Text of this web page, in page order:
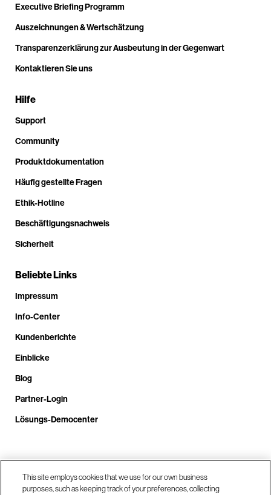
Executive Briefing Programm
Auszeichnungen & Wertschätzung
Transparenzerklärung zur Ausbeutung in der Gegenwart
Kontaktieren Sie uns
Hilfe
Support
Community
Produktdokumentation
Häufig gestellte Fragen
Ethik-Hotline
Beschäftigungsnachweis
Sicherheit
Beliebte Links
Impressum
Info-Center
Kundenberichte
Einblicke
Blog
Partner-Login
Lösungs-Democenter
This site employs cookies that we use for our own business
purposes, such as keeping track of your preferences, collecting